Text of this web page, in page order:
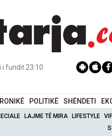
i fundit 23:10
POLITIKË SHËNDETI
LAJME TË MIRA LIFESTYLE